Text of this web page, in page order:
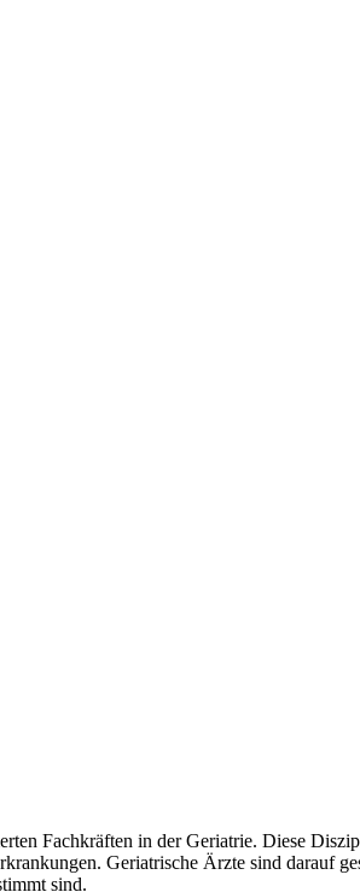
Fachkräften in der Geriatrie. Diese
Geriatrische Ärzte sind darauf
sind.